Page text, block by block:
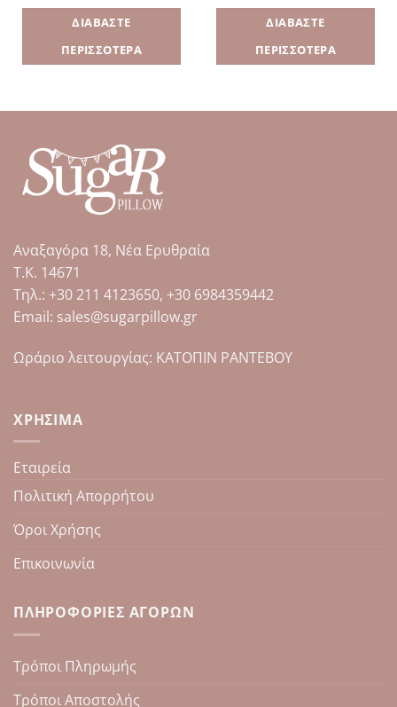
ΔΙΑΒΆΣΤΕ
ΠΕΡΙΣΣΌΤΕΡΑ
ΔΙΑΒΆΣΤΕ
ΠΕΡΙΣΣΌΤΕΡΑ
Αναξαγόρα 18, Νέα Ερυθραία
Τ.Κ. 14671
Tηλ.: +30 211 4123650, +30 6984359442
Email: sales@sugarpillow.gr
Ωράριο λειτουργίας: ΚΑΤΟΠΙΝ ΡΑΝΤΕΒΟΥ
ΧΡΉΣΙΜΑ
Εταιρεία
Πολιτική Απορρήτου
Όροι Χρήσης
Επικοινωνία
ΠΛΗΡΟΦΟΡΊΕΣ ΑΓΟΡΏΝ
Τρόποι Πληρωμής
Τρόποι Αποστολής